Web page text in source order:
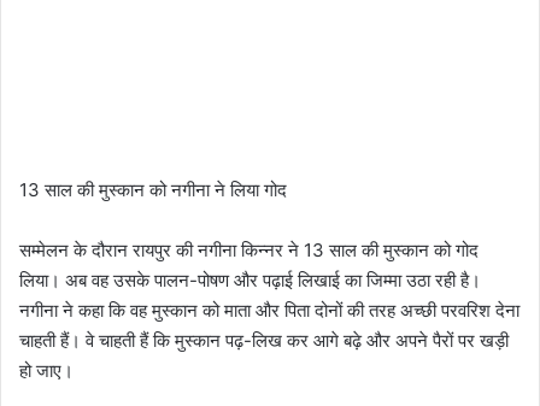
13 साल की मुस्कान को नगीना ने लिया गोद
सम्मेलन के दौरान रायपुर की नगीना किन्नर ने 13 साल की मुस्कान को गोद
लिया। अब वह उसके पालन-पोषण और पढ़ाई लिखाई का जिम्मा उठा रही है।
नगीना ने कहा कि वह मुस्कान को माता और पिता दोनों की तरह अच्छी परवरिश देना
चाहती हैं। वे चाहती हैं कि मुस्कान पढ़-लिख कर आगे बढ़े और अपने पैरों पर खड़ी
हो जाए।